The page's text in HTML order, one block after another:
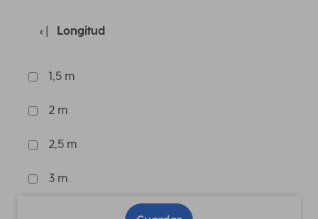
Longitud
1,5 m
2 m
2,5 m
3 m